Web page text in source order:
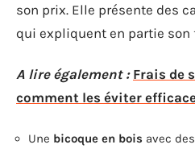
son prix. Elle présente des
qui expliquent en partie son
A lire également : Frais de
comment les éviter
Une bicoque en bois avec